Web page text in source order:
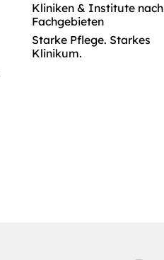
Kliniken & Institute nach
Fachgebieten
Starke Pflege. Starkes
Klinikum.